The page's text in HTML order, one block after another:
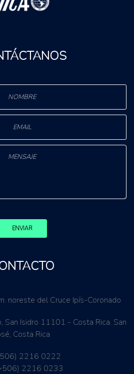
ENVIAR
noreste del Cruce Ipís-Coronado
San Isidro 11101 - Costa Rica. San
Costa Rica
2216 0222
2216 0233